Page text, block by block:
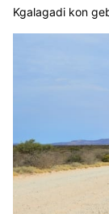
Kgalagadi kon